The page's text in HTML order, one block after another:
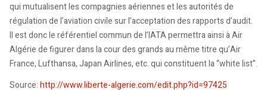
qui mutualisent les compagnies aériennes et les autorités de
régulation de l’aviation civile sur l’acceptation des rapports d’audit.
Il est donc le référentiel commun de l’IATA permettra ainsi à Air
Algérie de figurer dans la cour des grands au même titre qu’Air
France, Lufthansa, Japan Airlines, etc. qui constituent la “white list”.
Source:http://www.liberte-algerie.com/edit.php?id=97425